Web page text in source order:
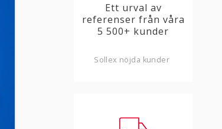
Ett urval av
referenser från våra
5 500+ kunder
Sollex nöjda kunder